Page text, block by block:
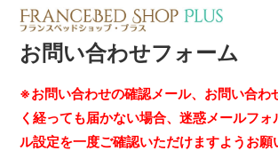
お問い合わせフォーム
※お問い合わせの確認メール、お問い合わ
く経っても届かない場合、迷惑メールフ
ル設定を一度ご確認いただけますようお願